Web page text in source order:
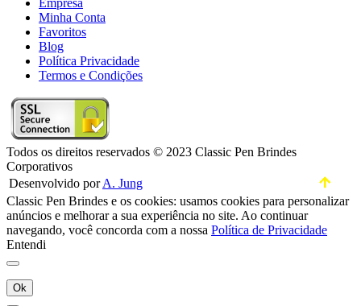
Empresa
Minha Conta
Favoritos
Blog
Política Privacidade
Termos e Condições
Todos os direitos reservados © 2023 Classic Pen Brindes
Corporativos
Desenvolvido porA. Jung
Classic Pen Brindes e os cookies: usamos cookies para personalizar
anúncios e melhorar a sua experiência no site. Ao continuar
navegando, você concorda com a nossa Política de Privacidade
Entendi
Ok